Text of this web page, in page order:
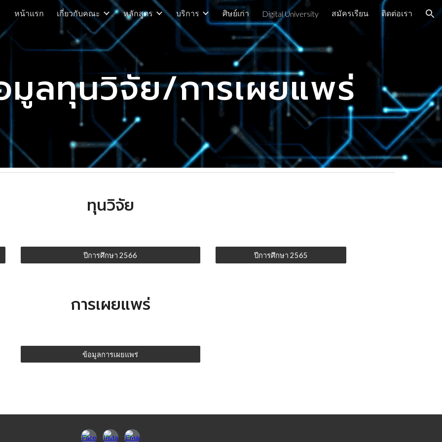
to main content Skip to navigation
หน้าแรก เกี่ยวกับคณะ หลักสูตร บริการ ศิษย์เก่า Digital University สมัครเรียน ติดต่อเรา
มูลทุนวิจัย/การเผยแพร่
ทุนวิจัย
ปีการศึกษา 2566 ปีการศึกษา 2565
การเผยแพร่
ข้อมูลการเผยแพร่